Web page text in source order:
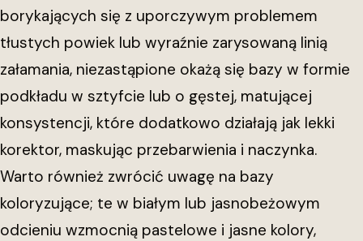
borykających się z uporczywym problemem
tłustych powiek lub wyraźnie zarysowaną linią
załamania, niezastąpione okażą się bazy w formie
podkładu w sztyfcie lub o gęstej, matującej
konsystencji, które dodatkowo działają jak lekki
korektor, maskując przebarwienia i naczynka.
Warto również zwrócić uwagę na bazy
koloryzujące; te w białym lub jasnobeżowym
odcieniu wzmocnią pastelowe i jasne kolory,